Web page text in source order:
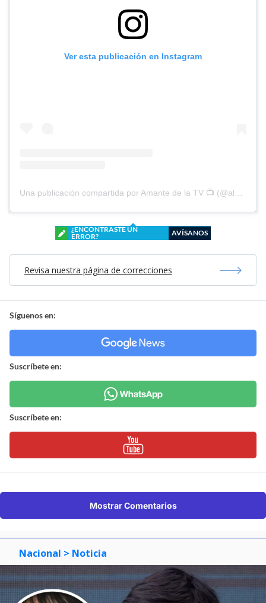
Ver esta publicación en Instagram
Una publicación compartida por Amante de la TV 📺 (@alguien_te_observa)
¿ENCONTRASTE UN
ERROR?
AVÍSANOS
Revisa nuestra página de correcciones
Síguenos en:
Suscríbete en:
Suscríbete en:
Mostrar Comentarios
Nacional > Noticia